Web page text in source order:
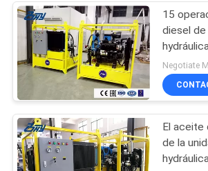
Corte
tubo y
bisela
máquina que
15
diesel
de poder
90 l/min
Negotiate
El aceite
de la